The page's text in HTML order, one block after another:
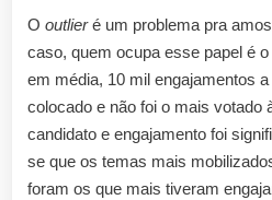
O outlieré um problema pra
caso, quem ocupa esse papel é
em média, 10 mil engajamentos
colocado e não foi o mais votado
candidato e engajamento foi
se que os temas mais
foram os que mais tiveram